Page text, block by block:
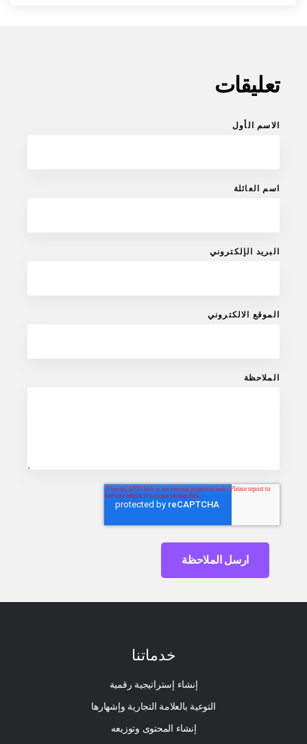
تعليقات
الاسم الأول
اسم العائلة
البريد الإلكتروني
الموقع الالكتروني
الملاحظة
خدماتنا
إنشاء إستراتيجية رقمية
التوعية بالعلامة التجارية وإشهارها
إنشاء المحتوى وتوزيعه